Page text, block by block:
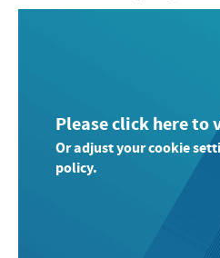
Please click here to
Or adjust your cookie
policy.